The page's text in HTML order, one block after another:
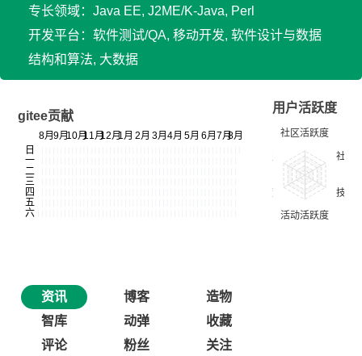
专长领域：Java EE, J2ME/K-Java, Perl
开发平台：软件测试/QA, 移动开发, 软件设计与数据
结构和算法, 大数据
gitee贡献
用户活跃度
资讯 博客
造物
智库
动弹
收藏
评论
粉丝 关注